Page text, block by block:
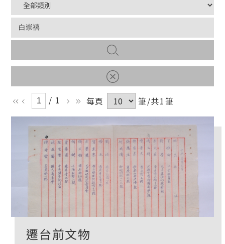
/ 1 每頁 筆/共1筆
遷台前文物